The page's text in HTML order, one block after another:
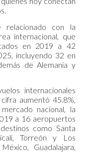
relacionado con la
internacional, que
en 2019 a 42
incluyendo 32 en
de Alemania y
internacionales
aumentó 45.8%,
nacional, la
a 16 aeropuertos
como Santa
Torreón y Los
Guadalajara,